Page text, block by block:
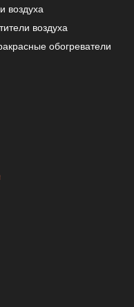
воздуха
воздуха
обогреватели